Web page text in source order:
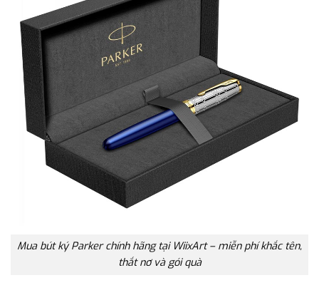
Mua bút ký Parker chính hãng tại WiixArt – miễn phí khắc tên,
thắt nơ và gói quà